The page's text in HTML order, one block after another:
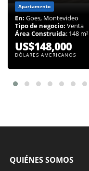
Apartamento
En: Goes, Montevideo
Tipo de negocio: Venta
Área Construida: 148 m²
US$148,000
DÓLARES AMERICANOS
QUIÉNES SOMOS